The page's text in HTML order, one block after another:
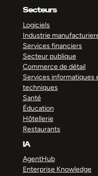
Secteurs
Logiciels
Industrie
Services financiers
Secteur publique
Commerce de détail
Services informatiques
techniques
Santé
Éducation
Hôtellerie
Restaurants
IA
AgentHub
Enterprise Knowledge